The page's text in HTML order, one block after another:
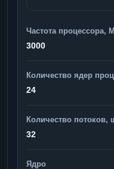
Частота процессора,
3000
Количество ядер
24
Количество потоков,
32
Ядро